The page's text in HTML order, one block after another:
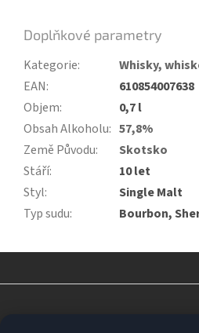
Doplňkové parametry
Kategorie:
Whisky,
EAN:
610854007638
Objem:
0,7 l
Obsah Alkoholu: 57,8%
Země Původu:
Skotsko
Stáří:
10 let
Styl:
Single Malt
Typ sudu: Bourbon,